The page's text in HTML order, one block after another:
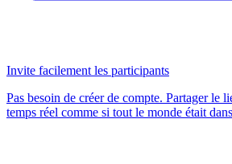
Invite facilement les participants
Pas besoin de créer de compte. Partager le
temps réel comme si tout le monde était